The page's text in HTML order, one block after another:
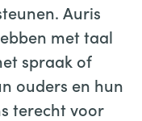
Auris
met taal
spraak of
ouders en hun
terecht voor